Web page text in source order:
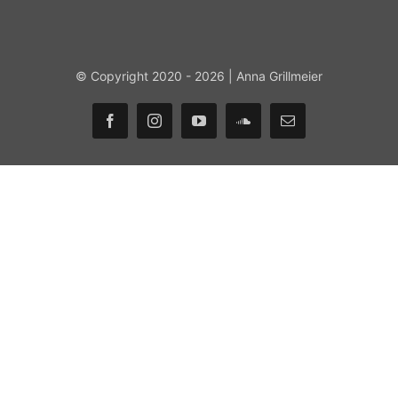
© Copyright 2020 - 2026 | Anna Grillmeier